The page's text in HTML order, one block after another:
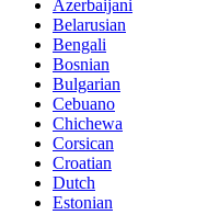
Azerbaijani
Belarusian
Bengali
Bosnian
Bulgarian
Cebuano
Chichewa
Corsican
Croatian
Dutch
Estonian